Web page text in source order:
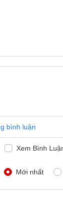
bình luận
Xem Bình
Mới nhất